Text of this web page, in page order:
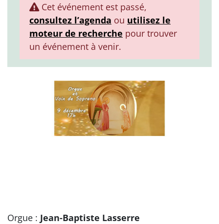
Cet événement est passé,
consultez l’agenda ou utilisez le
moteur de recherche pour trouver
un événement à venir.
Orgue : Jean-Baptiste Lasserre